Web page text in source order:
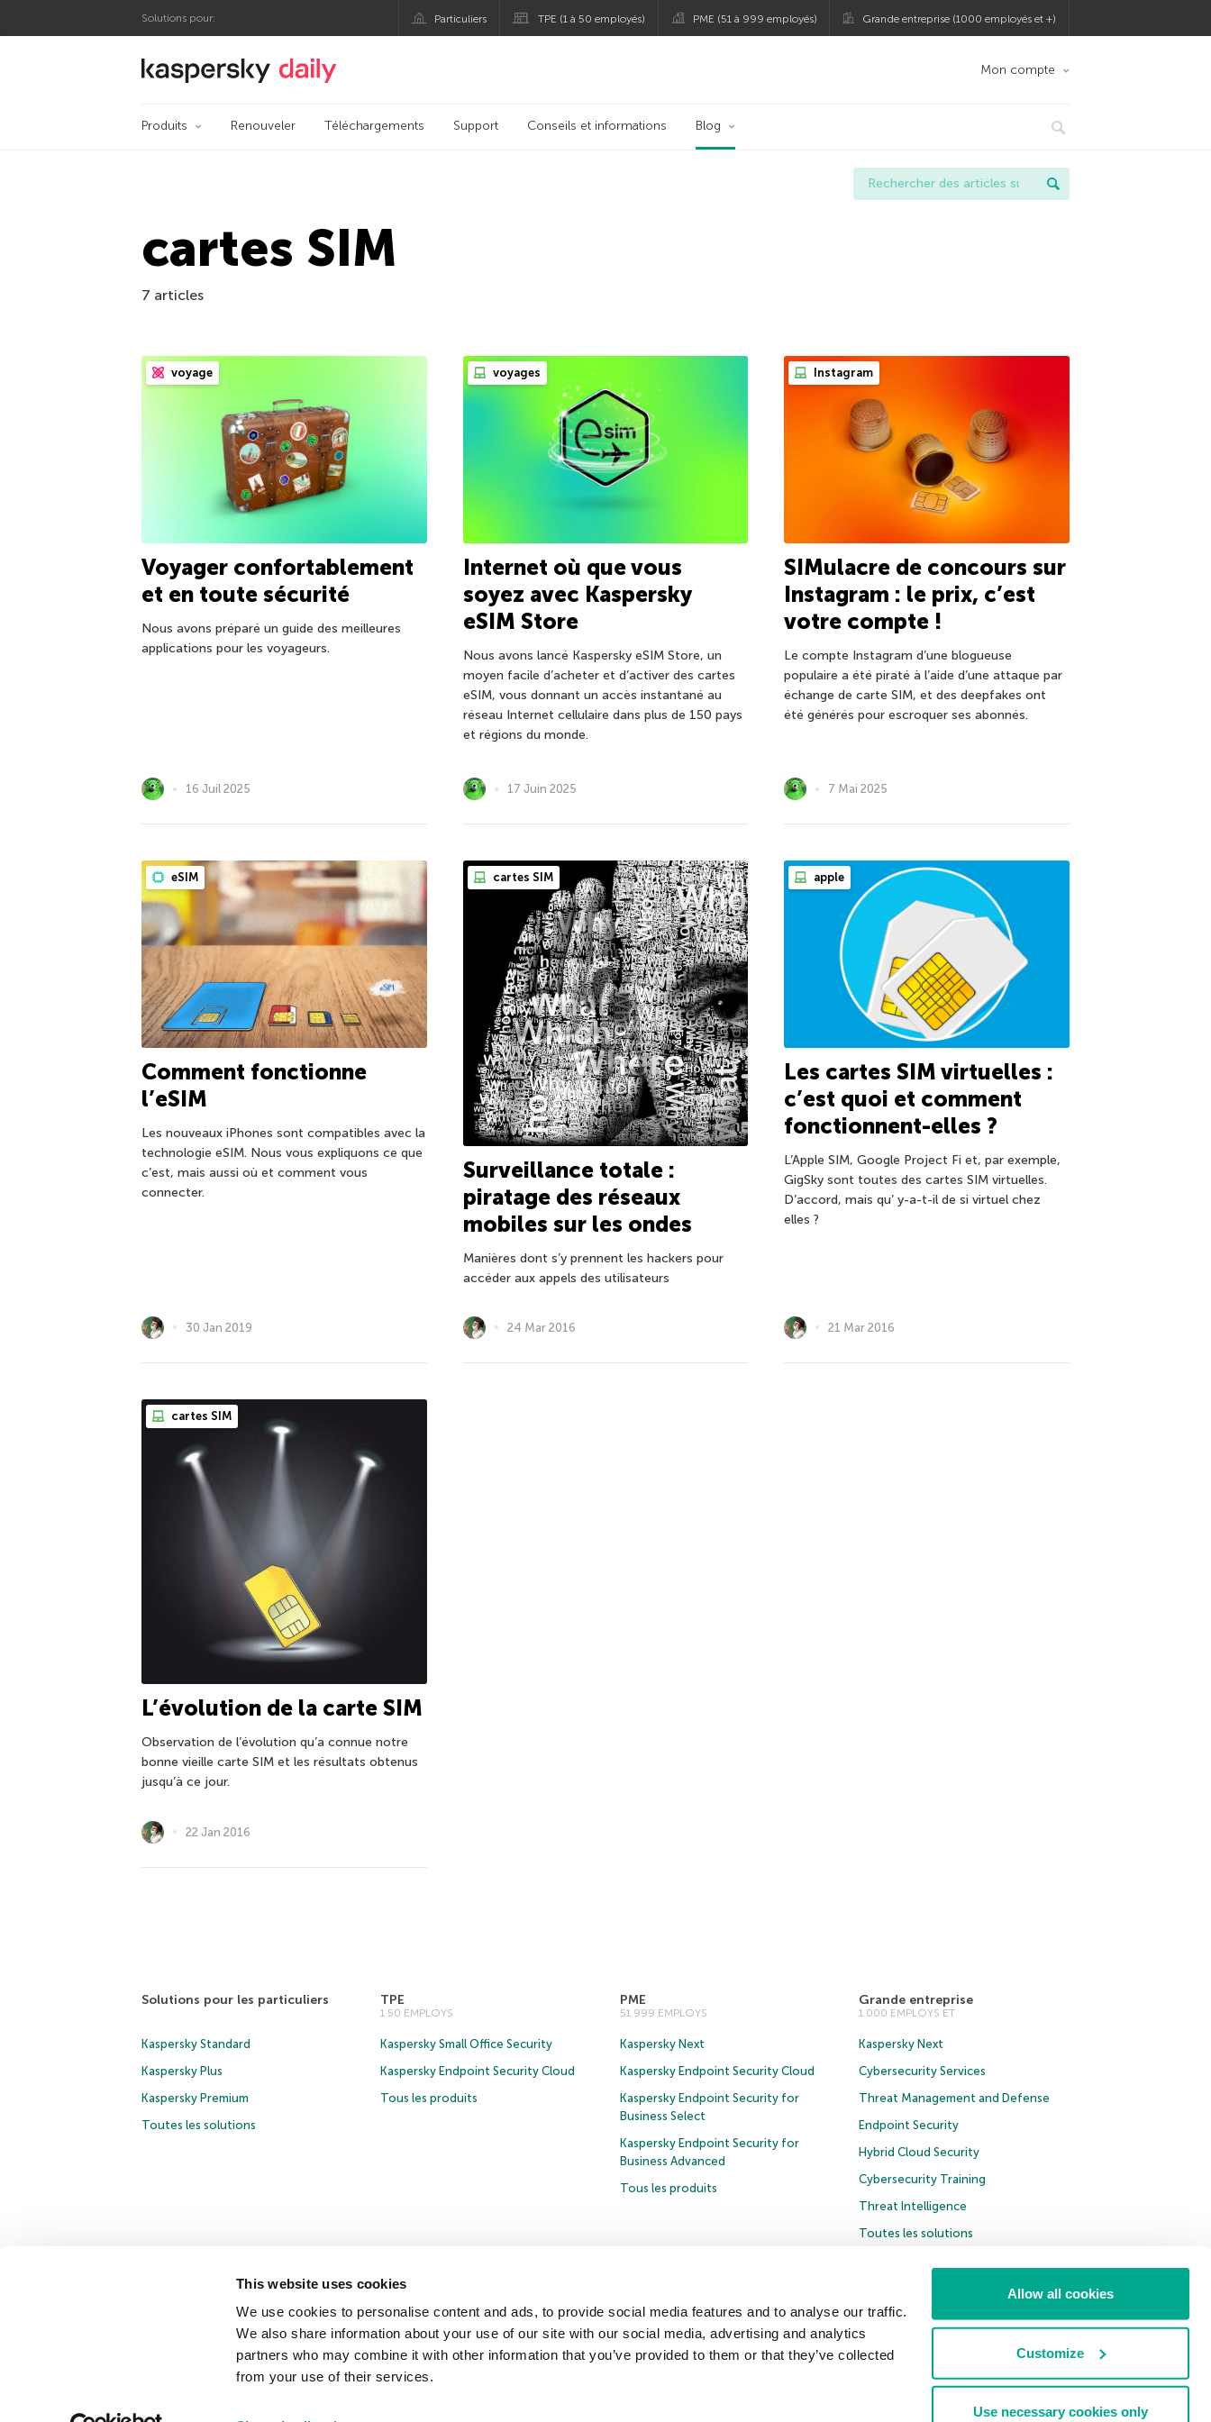
This website uses cookies
We use cookies to personalise content and ads, to provide social media features and to analyse our traffic.
We also share information about your use of our site with our social media, advertising and analytics
partners who may combine it with other information that you’ve provided to them or that they’ve collected
from your use of their services.
Allow all cookies
Customize
Use necessary cookies only
Solutions pour: Particuliers TPE (1 à 50 employés) PME (51 à 999 employés) Grande entreprise (1000 employés et +)
Blog officiel de Kaspersky Mon compte
Produits Renouveler Téléchargements Support Conseils et informations Blog
cartes SIM
7 articles
voyage
Voyager confortablement
et en toute sécurité
Nous avons préparé un guide des meilleures
applications pour les voyageurs.
16 Juil 2025
voyages
Internet où que vous
soyez avec Kaspersky
eSIM Store
Nous avons lancé Kaspersky eSIM Store, un
moyen facile d’acheter et d’activer des cartes
eSIM, vous donnant un accès instantané au
réseau Internet cellulaire dans plus de 150 pays
et régions du monde.
17 Juin 2025
Instagram
SIMulacre de concours sur
Instagram : le prix, c’est
votre compte !
Le compte Instagram d’une blogueuse
populaire a été piraté à l’aide d’une attaque par
échange de carte SIM, et des deepfakes ont
été générés pour escroquer ses abonnés.
7 Mai 2025
eSIM
Comment fonctionne
l’eSIM
Les nouveaux iPhones sont compatibles avec la
technologie eSIM. Nous vous expliquons ce que
c’est, mais aussi où et comment vous
connecter.
30 Jan 2019
cartes SIM
Surveillance totale :
piratage des réseaux
mobiles sur les ondes
Manières dont s’y prennent les hackers pour
accéder aux appels des utilisateurs
24 Mar 2016
apple
Les cartes SIM virtuelles :
c’est quoi et comment
fonctionnent-elles ?
L’Apple SIM, Google Project Fi et, par exemple,
GigSky sont toutes des cartes SIM virtuelles.
D’accord, mais qu’ y-a-t-il de si virtuel chez
elles ?
21 Mar 2016
cartes SIM
L’évolution de la carte SIM
Observation de l’évolution qu’a connue notre
bonne vieille carte SIM et les résultats obtenus
jusqu’à ce jour.
22 Jan 2016
Solutions pour les particuliers
Kaspersky Standard
Kaspersky Plus
Kaspersky Premium
Toutes les solutions
TPE
1 50 EMPLOYS
Kaspersky Small Office Security
Kaspersky Endpoint Security Cloud
Tous les produits
PME
51 999 EMPLOYS
Kaspersky Next
Kaspersky Endpoint Security Cloud
Kaspersky Endpoint Security for
Business Select
Kaspersky Endpoint Security for
Business Advanced
Tous les produits
Grande entreprise
1 000 EMPLOYS ET
Kaspersky Next
Cybersecurity Services
Threat Management and Defense
Endpoint Security
Hybrid Cloud Security
Cybersecurity Training
Threat Intelligence
Toutes les solutions
© 2026 AO Kaspersky Lab. Tous droits réservés. Politique de confidentialité Politique anticorruption
Contrat de licence grand public
À propos Blog